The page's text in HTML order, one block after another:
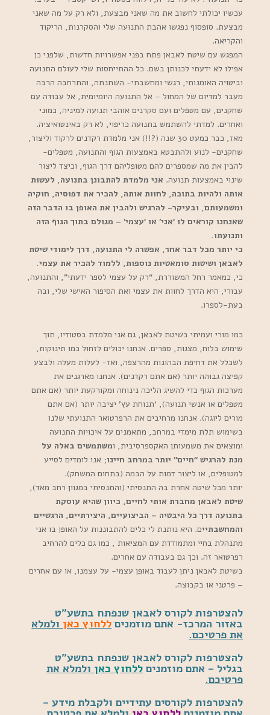
עכשיו יכולתי לחשוב את מה שאני מבצעת, ולא רק על מה שאני
מבצעת. סופסוף נפגשו אהבת התנועה שלי והסקרנות, הריקוד
והקריאה.
המפגש עם שיטת לאבאן פתח בפני אפשרויות חדשות, שלפני כן
אפילו לא ידעתי לכנותן בשם. כל ההתייחסות שלי לעולם התנועה
וביטויה האומנותי, רגשי ומחשבתי- השתנתה, והתרחבה הרבה
מעבר למדיום של המחול – אל התנועה היומיומית, אל עבודה עם
שחקנים, עם מטפלים ועם סקרנים אוהבי תנועה למיניה, כמוני
ואחרים. למדתי להשתמש בתנועה כריפוי, לא רק באינטואיציה.
מאז, כבר כמעט 30 שנה (?!!) אני מלמדת רקדנים לרקוד וליצור,
שחקנים- לנוע ולהתבטא באמצעות הגוף והתנועה, מטפלים-
להבין את מה שמספרים להם מטופליהם דרך הגוף, וכיצד ליצור
שינוי באמצעות תנועה. אני מלמדת להתבונן בתנועה, לעשות
אותה ולהיות בתוכה, לחוות אותה, להכיר את דפוסיה, חוקיה
ומשמעותם, ובעיקר- להרגיש ולהבין את האופן בו הדבר הזה
שאנחנו קוראים לו ‘אני’ או ‘עצמי’ – מגולם בתוך הגוף הזה
ותנועתו.
כי יותר מכל דבר אחר, אפשרה לי התנועה, דרך לימודי שיטת
לאבאן ושיטות סומאטיות נוספות, ללמוד להכיר את עצמי.
כי, כמאמר רחל המשוררת, “רק על עצמי לספר ידעתי”, והתנועה,
עבורי, היא הדרך לחוות את עצמי ואת הסיפור האישי שלי, ובה
בעת-לספרו.
כמו מורי ועמיתי בשיטת לאבאן, גם אני מלמדת בסטודיו, תוך
שימוש בלוח, מצגות, ספרים. אנחנו יכולים לזחול כמו תינוקות,
לשכלל את דחיפת הבהונות מהרצפה, ואז- לעלות מעלה ולבצע
קפיצה גבוהה יותר (אם אתם רקדנים). אנחנו מארגנים את
מערכות הגוף כדי להשיג הליכה נינוחה ומקורקעת יותר (אם אתם
מטפלים או אנשי תנועה), ‘תנוחת עץ’ יציבה יותר (אם אתם
מורים ליוגה). אנחנו מרחיבים את הרפרטואר התנועתי שלנו
בשימוש תלת מימדי במרחב, מתאמנים על איכויות התנועה
ומוצאים את משמעותן האקספרסיבית, ומשתמשים באלה על
מנת להרגיש “חיים” יותר במרחב חיינו; אנו לומדים לסייע
למטופלים, או ליצור דמות על הבמה (בתחום המשחק).
יותר מכל שיטה אחרת בה התנסיתי (והתנסיתי במגוון רחב מאד),
שיטת לאבאן מחברת אותי לחיים, כיוון שהיא עוסקת
בתנועה דרך כל היבטיה – הביצועיים, היצירתיים, הרגשיים
והמחשבתיים. היא נותנת לי כלים להתבוננות על האופן בו אני
מתנהלת בחיי ומתמודדת עם המציאות , כמו גם כלים להרחיב
רפרטואר זה. וכך גם בעבודה עם אחרים.
בשיטת לאבאן ניתן לעבוד באופן עצמי- על עצמנו, או עם אחרים
– פרטני או בקבוצה.
להצטרפות לקורס לאבאן שנפתח בתשע”ט
באזור המרכז- אתם מוזמנים ללחוץ כאן ולמלא
את פרטיכם.
להצטרפות לקורס לאבאן שנפתח בתשע”ט
בגליל – אתם מוזמנים ללחוץ כאן ולמלא את
פרטיכם.
להצטרפות לקורסים עתידיים ולקבלת מידע –